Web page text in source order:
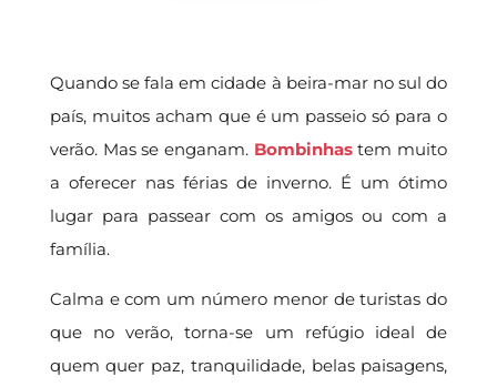
Quando se fala em cidade à beira-mar no sul do
país, muitos acham que é um passeio só para o
verão. Mas se enganam. Bombinhastem muito
a oferecer nas férias de inverno. É um ótimo
lugar para passear com os amigos ou com a
família.
Calma e com um número menor de turistas do
que no verão, torna-se um refúgio ideal de
quem quer paz, tranquilidade, belas paisagens,